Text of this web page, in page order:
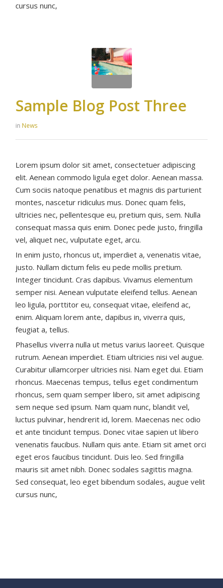
cursus nunc,
Sample Blog Post Three
in News
Lorem ipsum dolor sit amet, consectetuer adipiscing
elit. Aenean commodo ligula eget dolor. Aenean massa.
Cum sociis natoque penatibus et magnis dis parturient
montes, nascetur ridiculus mus. Donec quam felis,
ultricies nec, pellentesque eu, pretium quis, sem. Nulla
consequat massa quis enim. Donec pede justo, fringilla
vel, aliquet nec, vulputate eget, arcu.
In enim justo, rhoncus ut, imperdiet a, venenatis vitae,
justo. Nullam dictum felis eu pede mollis pretium.
Integer tincidunt. Cras dapibus. Vivamus elementum
semper nisi. Aenean vulputate eleifend tellus. Aenean
leo ligula, porttitor eu, consequat vitae, eleifend ac,
enim. Aliquam lorem ante, dapibus in, viverra quis,
feugiat a, tellus.
Phasellus viverra nulla ut metus varius laoreet. Quisque
rutrum. Aenean imperdiet. Etiam ultricies nisi vel augue.
Curabitur ullamcorper ultricies nisi. Nam eget dui. Etiam
rhoncus. Maecenas tempus, tellus eget condimentum
rhoncus, sem quam semper libero, sit amet adipiscing
sem neque sed ipsum. Nam quam nunc, blandit vel,
luctus pulvinar, hendrerit id, lorem. Maecenas nec odio
et ante tincidunt tempus. Donec vitae sapien ut libero
venenatis faucibus. Nullam quis ante. Etiam sit amet orci
eget eros faucibus tincidunt. Duis leo. Sed fringilla
mauris sit amet nibh. Donec sodales sagittis magna.
Sed consequat, leo eget bibendum sodales, augue velit
cursus nunc,